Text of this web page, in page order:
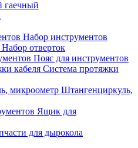
гаечный
Набор инструментов
Набор отверток
Пояс для инструментов
Система протяжки
Штангенциркуль,
Ящик для